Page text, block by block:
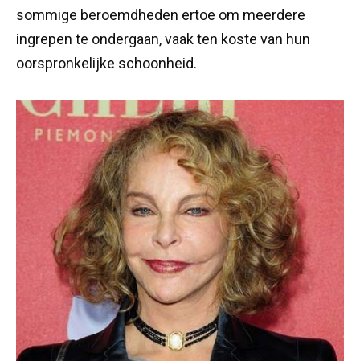
sommige beroemdheden ertoe om meerdere
ingrepen te ondergaan, vaak ten koste van hun
oorspronkelijke schoonheid.